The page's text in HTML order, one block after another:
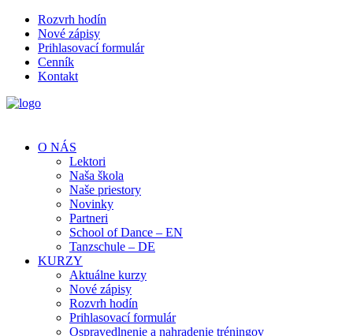
Rozvrh hodín
Nové zápisy
Prihlasovací formulár
Cenník
Kontakt
O NÁS
Lektori
Naša škola
Naše priestory
Novinky
Partneri
School of Dance – EN
Tanzschule – DE
KURZY
Aktuálne kurzy
Nové zápisy
Rozvrh hodín
Prihlasovací formulár
Ospravedlnenie a nahradenie tréningov